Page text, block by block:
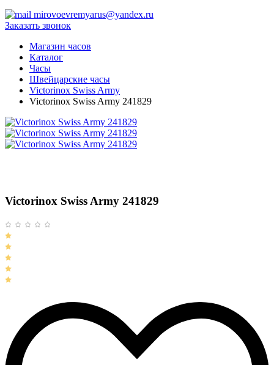
mirovoevremyarus@yandex.ru
Заказать звонок
Магазин часов
Каталог
Часы
Швейцарские часы
Victorinox Swiss Army
Victorinox Swiss Army 241829
Victorinox Swiss Army 241829